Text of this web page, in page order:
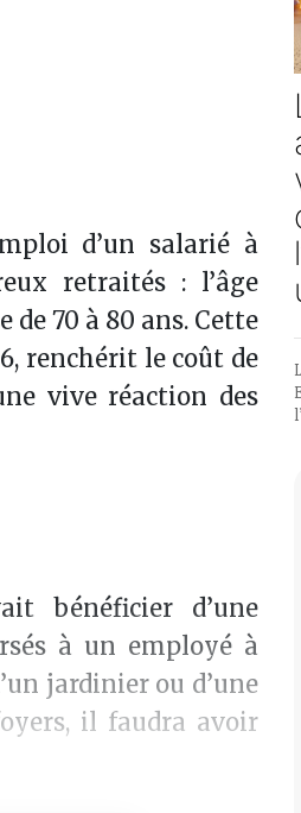
d’un salarié à
retraités : l’âge
70 à 80 ans. Cette
renchérit le coût de
vive réaction des
bénéficier d’une
à un employé à
jardinier ou d’une
il faudra avoir